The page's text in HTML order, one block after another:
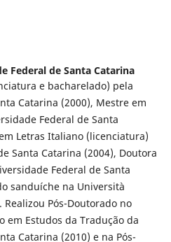
Federal de Santa Catarina
e bacharelado) pela
Catarina (2000), Mestre em
Federal de Santa
Letras Italiano (licenciatura)
Santa Catarina (2004), Doutora
Federal de Santa
sanduíche na Università
Realizou Pós-Doutorado no
em Estudos da Tradução da
Catarina (2010) e na Pós-